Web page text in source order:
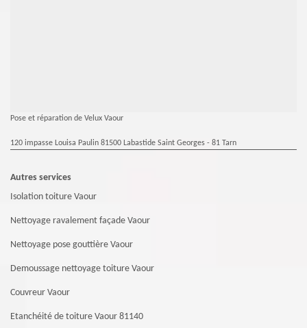
Pose et réparation de Velux Vaour
120 impasse Louisa Paulin 81500 Labastide Saint Georges - 81 Tarn
Autres services
Isolation toiture Vaour
Nettoyage ravalement façade Vaour
Nettoyage pose gouttière Vaour
Demoussage nettoyage toiture Vaour
Couvreur Vaour
Etanchéité de toiture Vaour 81140